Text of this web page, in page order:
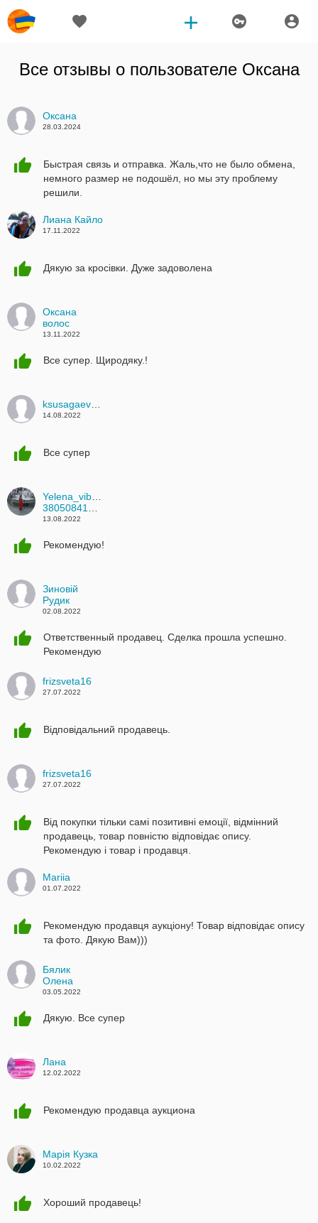
Все отзывы о пользователе Оксана
Оксана
28.03.2024
Быстрая связь и отправка. Жаль,что не было обмена,
немного размер не подошёл, но мы эту проблему
решили.
Лиана Кайло
17.11.2022
Дякую за кросівки. Дуже задоволена
Оксана
волос
13.11.2022
Все супер. Щиродяку.!
14.08.2022
Все супер
Yelena_viber_
13.08.2022
Рекомендую!
Зиновій
Рудик
02.08.2022
Ответственный продавец. Сделка прошла успешно.
Рекомендую
frizsveta16
27.07.2022
Відповідальний продавець.
frizsveta16
27.07.2022
Від покупки тільки самі позитивні емоції, відмінний
продавець, товар повністю відповідає опису.
Рекомендую і товар і продавця.
Mariia
01.07.2022
Рекомендую продавця аукціону! Товар відповідає опису
та фото. Дякую Вам)))
Бялик
Олена
03.05.2022
Дякую. Все супер
Лана
12.02.2022
Рекомендую продавца аукциона
Марія Кузка
10.02.2022
Хороший продавець!